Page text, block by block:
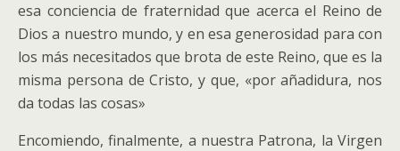
esa conciencia de fraternidad que acerca el Reino de
Dios a nuestro mundo, y en esa generosidad para con
los más necesitados que brota de este Reino, que es la
misma persona de Cristo, y que, «por añadidura, nos
da todas las cosas»
Encomiendo, finalmente, a nuestra Patrona, la Virgen